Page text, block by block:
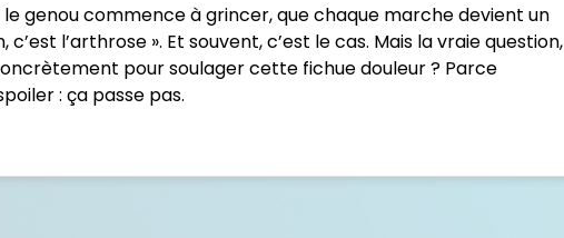
genou commence à grincer, que chaque marche devient un
l’arthrose ». Et souvent, c’est le cas. Mais la vraie question,
pour soulager cette fichue douleur ? Parce
: ça passe pas.